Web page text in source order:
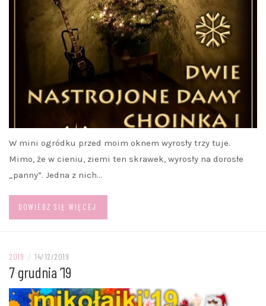
W mini ogródku przed moim oknem wyrosły trzy tuje.
Mimo, że w cieniu, ziemi ten skrawek, wyrosły na dorosłe
„panny”. Jedna z nich…
DOWIEDZ SIĘ WIĘCEJ
2019 / 14/12/2019
7 grudnia ’19